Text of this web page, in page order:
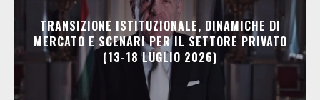
TRANSIZIONE ISTITUZIONALE, DINAMICHE DI
MERCATO E SCENARI PER IL SETTORE PRIVATO
(13-18 LUGLIO 2026)